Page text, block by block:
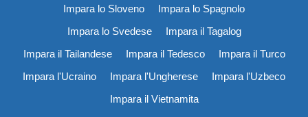
Impara lo Sloveno
Impara lo Spagnolo
Impara lo Svedese
Impara il Tagalog
Impara il Tailandese
Impara il Tedesco
Impara il Turco
Impara l'Ucraino
Impara l'Ungherese
Impara l'Uzbeco
Impara il Vietnamita